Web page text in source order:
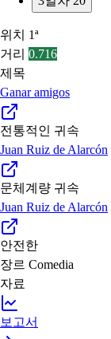
위치
1ª
거리 0.716
제목
Ganar amigos
전통적인 귀속
Juan Ruiz de Alarcón
문체계량 귀속
Juan Ruiz de Alarcón
안전한
장르 Comedia
자료
보고서